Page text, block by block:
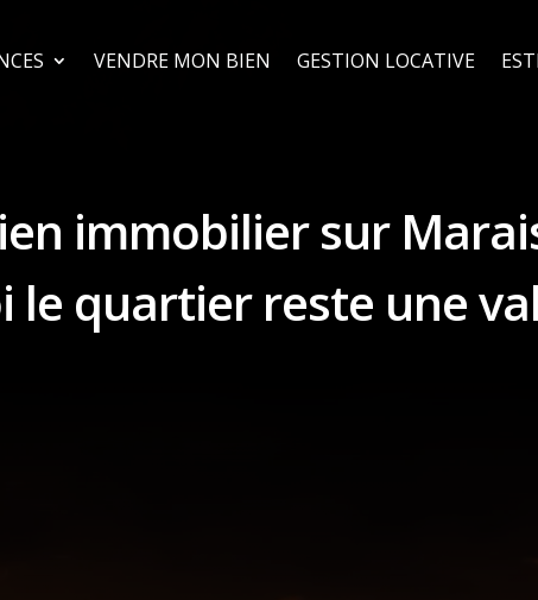
VENDRE MON BIEN GESTION LOCATIVE
immobilier sur
quartier reste une